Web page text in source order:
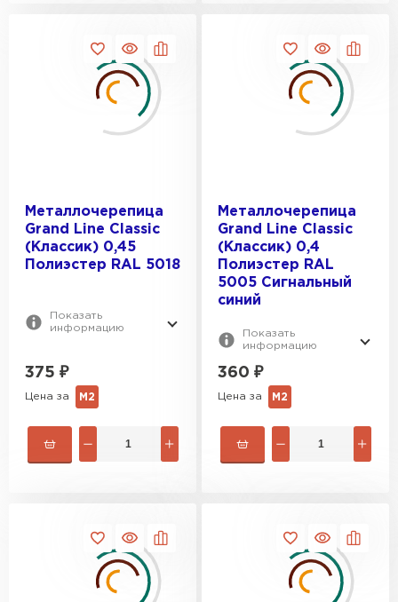
Металлочерепица
Grand Line Classic
(Классик) 0,45
Полиэстер RAL 5018
Показать
информацию
375 ₽
Цена за М2
Металлочерепица
Grand Line Classic
(Классик) 0,4
Полиэстер RAL
5005 Сигнальный
синий
Показать
информацию
360 ₽
Цена за М2